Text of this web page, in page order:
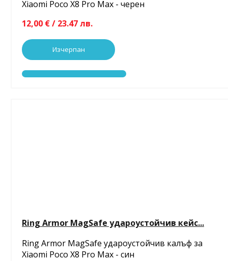
Xiaomi Poco X8 Pro Max - черен
12,00 € / 23.47 лв.
Изчерпан
Ring Armor MagSafe удароустойчив кейс...
Ring Armor MagSafe удароустойчив калъф за
Xiaomi Poco X8 Pro Max - син